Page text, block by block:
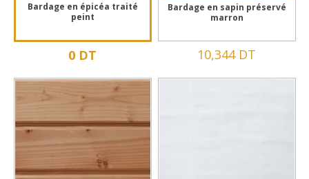
Bardage en épicéa traité
peint
0 DT
Bardage en sapin préservé
marron
10,344 DT